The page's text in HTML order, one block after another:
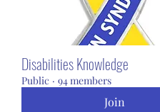
Disabilities Knowledge
Public · 94 members
Join